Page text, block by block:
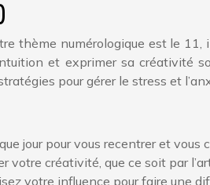
thème numérologique est le
et exprimer sa créativité
pour gérer le stress et
jour pour vous recentrer et vous
créativité, que ce soit par
votre influence pour faire une